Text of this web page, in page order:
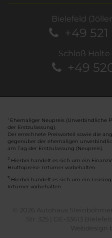
Bielefeld
+49 521
Schloß
+49
Ehemaliger Neupreis (Unverbindliche
der Erstzulassung).
Der errechnete Preisvorteil sowie die
gegenüber der ehemaligen
am Tag der Erstzulassung (Neupreis).
2 Hierbei handelt es sich um ein
Bruttopreise. Irrtümer vorbehalten.
3 Hierbei handelt es sich um ein
Irrtümer vorbehalten.
© 2026 Autohaus
Str. 325 | DE-33613
Webdesign